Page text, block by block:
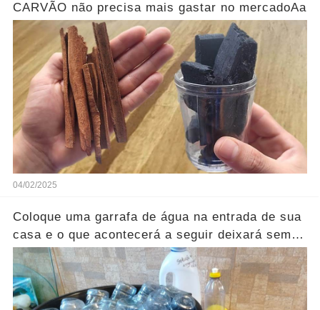
CARVÃO não precisa mais gastar no mercadoAa
04/02/2025
Coloque uma garrafa de água na entrada de sua
casa e o que acontecerá a seguir deixará sem
palavras.